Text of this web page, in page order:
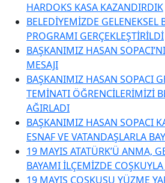
HARDOKS KASA KAZANDIRDIK
BELEDİYEMİZDE GELENEKSEL
PROGRAMI GERÇEKLEŞTİRİLDİ
BAŞKANIMIZ HASAN
MESAJI
BAŞKANIMIZ HASAN SOPACI
TEMİNATI ÖĞRENCİLERİMİZİ
AĞIRLADI
BAŞKANIMIZ HASAN SOPACI
ESNAF VE VATANDAŞLARLA
19 MAYIS ATATÜRK’Ü ANMA,
BAYAMI İLÇEMİZDE
19 MAYIS COŞKUSU YÜZME